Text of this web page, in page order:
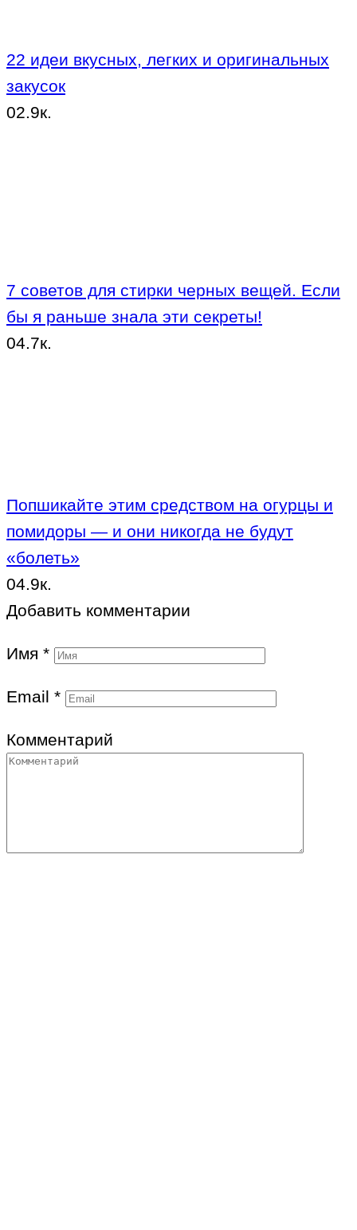
22 идеи вкусных, легких и оригинальных
закусок
02.9к.
7 советов для стирки черных вещей. Если
бы я раньше знала эти секреты!
04.7к.
Попшикайте этим средством на огурцы и
помидоры — и они никогда не будут
«болеть»
04.9к.
Добавить комментарии
Имя *
Email *
Комментарий